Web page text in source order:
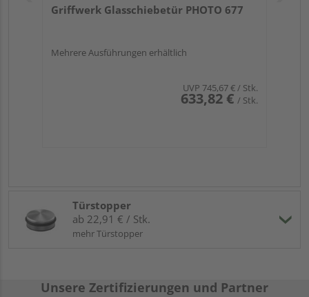
Griffwerk Glasschiebetür PHOTO 677
Mehrere Ausführungen erhältlich
UVP 745,67 €/ Stk.
633,82 € / Stk.
Türstopper
ab 22,91 € / Stk.
mehr Türstopper
Unsere Zertifizierungen und Partner